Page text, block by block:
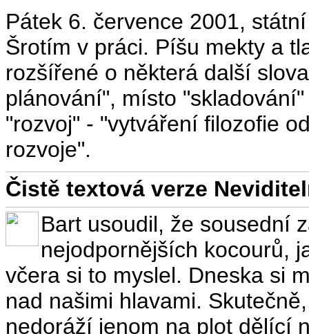
Pátek 6. července 2001,
Šrotím v práci. Píšu mekty a
rozšířené o některá další
plánování", místo
"rozvoj" - "vytváření filozofie
rozvoje".
Čistě textová verze
Bart usoudil, že sousední
nejodpornějších kocourů,
včera si to myslel. Dneska si
nad našimi hlavami.
nedoráží jenom na plot dělící